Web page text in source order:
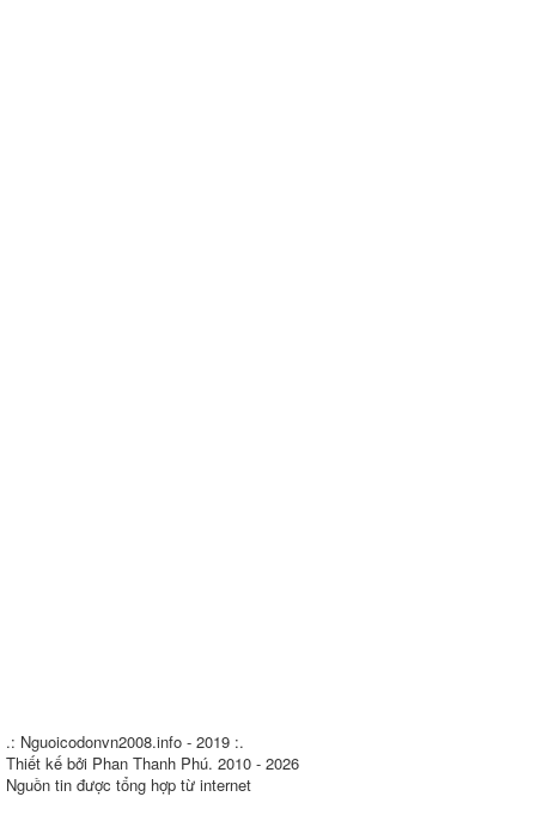
.: Nguoicodonvn2008.info - 2019 :.
Thiết kế bởi Phan Thanh Phú. 2010 - 2026
Nguồn tin được tổng hợp từ internet